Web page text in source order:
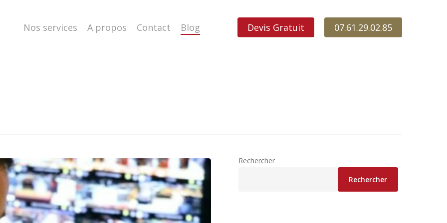
Nos services A propos Contact Blog Devis Gratuit 07.61.29.02.85
Rechercher
Rechercher